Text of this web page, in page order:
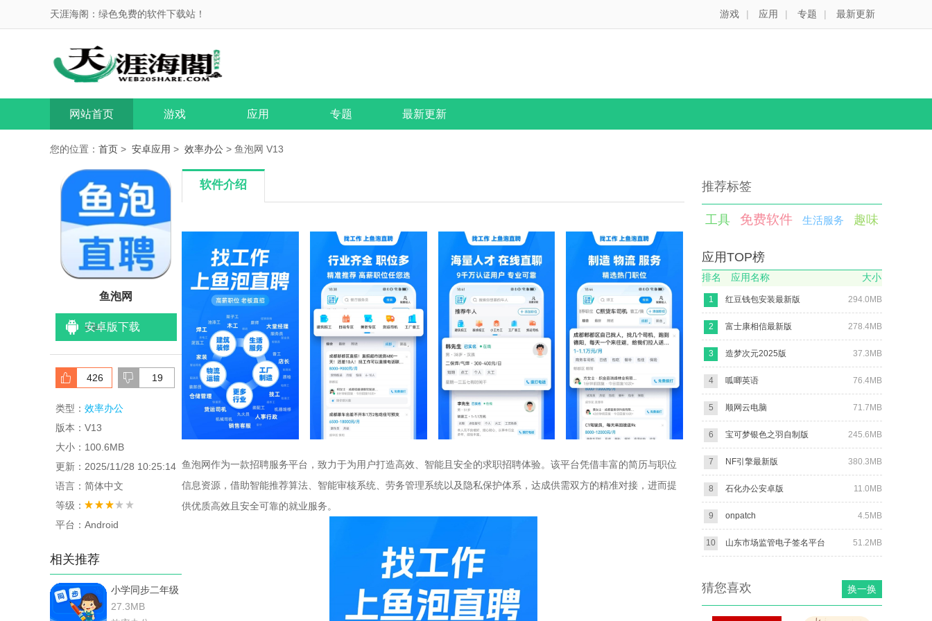
天涯海阁：绿色免费的软件下载站！ 游戏 | 应用 | 专题 | 最新更新
网站首页 游戏 应用 专题 最新更新
您的位置： 首页 > 安卓应用 > 效率办公 > 鱼泡网 V13
鱼泡网
安卓版下载
</li>
426 19
类型： 效率办公
版本：V13
大小：100.6MB
更新：2025/11/28 10:25:14
语言：简体中文
等级：
平台：Android
相关推荐
小学同步二年级
27.3MB
软件介绍
鱼泡网作为一款招聘服务平台，致力于为用户打造高效、智能且安全的求职招聘体验。该平台凭借丰富的简历与职位
信息资源，借助智能推荐算法、智能审核系统、劳务管理系统以及隐私保护体系，达成供需双方的精准对接，进而提
供优质高效且安全可靠的就业服务。
推荐标签
工具 免费软件 生活服务 趣味
应用TOP榜
排名 应用名称 大小
1 294.0MB
红豆钱包安装最新版
2 278.4MB
富士康相信最新版
3 37.3MB
造梦次元2025版
4 76.4MB
呱唧英语
5 71.7MB
顺网云电脑
6 245.6MB
宝可梦银色之羽自制版
7 380.3MB
NF引擎最新版
8 11.0MB
石化办公安卓版
9 4.5MB
onpatch
10 51.2MB
山东市场监管电子签名平台
换一换
猜您喜欢